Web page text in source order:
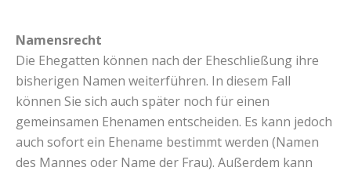
Namensrecht
Die Ehegatten können nach der Eheschließung ihre
bisherigen Namen weiterführen. In diesem Fall
können Sie sich auch später noch für einen
gemeinsamen Ehenamen entscheiden. Es kann jedoch
auch sofort ein Ehename bestimmt werden (Namen
des Mannes oder Name der Frau). Außerdem kann